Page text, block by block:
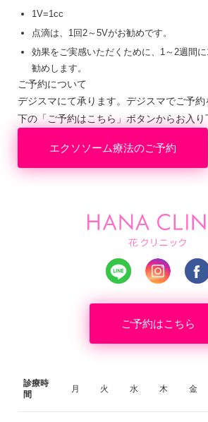
1V=1cc
点滴は、1回2～5Vがお勧めです。
効果をご実感いただくために、1～2週間
勧めします。
ご予約について
デジスマにて承ります。デジスマでご予約
下の「ご予約はこちら」ボタンからお入り
エクソソーム療法のご予約
ご予約はこちら
診療時
間
月 火 水 木 金